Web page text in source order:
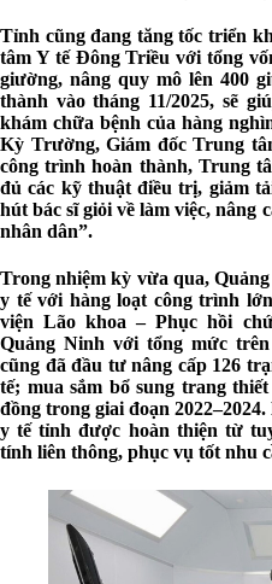
Tỉnh cũng đang tăng tốc triển
tâm Y tế Đông Triều với tổng
giường, nâng quy mô lên 400
thành vào tháng 11/2025, sẽ
khám chữa bệnh của hàng
Kỳ Trường, Giám đốc Trung
công trình hoàn thành, Trung
đủ các kỹ thuật điều trị, giảm
hút bác sĩ giỏi về làm việc, nâng
nhân dân”.
Trong nhiệm kỳ vừa qua,
y tế với hàng loạt công trình
viện Lão khoa – Phục hồi
Quảng Ninh với tổng mức
cũng đã đầu tư nâng cấp 126
tế; mua sắm bổ sung trang
đồng trong giai đoạn
y tế tỉnh được hoàn thiện từ
tính liên thông, phục vụ tốt nhu